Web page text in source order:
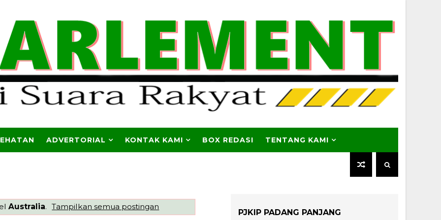
ADVERTORIAL KONTAK KAMI BOX REDASI TENTANG KAMI
Australia. Tampilkan semua postingan
PJKIP PADANG PANJANG